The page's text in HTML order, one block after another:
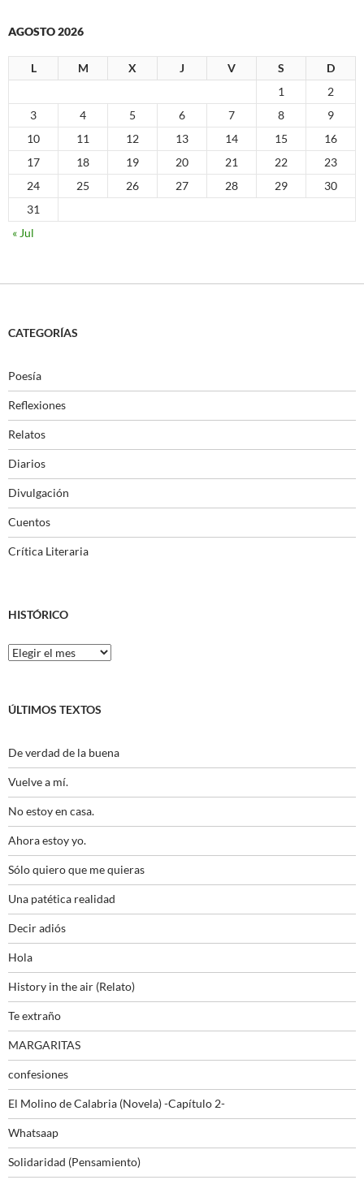
AGOSTO 2026
L M X J V S
D
1
2
3
4 5 6 7 8
9
10
11 12 13 14 15
16
17
18 19 20 21 22
23
24
25 26 27 28 29
30
31
« Jul
CATEGORÍAS
Poesía
Reflexiones
Relatos
Diarios
Divulgación
Cuentos
Crítica Literaria
HISTÓRICO
Histórico
ÚLTIMOS TEXTOS
De verdad de la buena
Vuelve a mí.
No estoy en casa.
Ahora estoy yo.
Sólo quiero que me quieras
Una patética realidad
Decir adiós
Hola
History in the air (Relato)
Te extraño
MARGARITAS
confesiones
El Molino de Calabria (Novela) -Capítulo 2-
Whatsaap
Solidaridad (Pensamiento)